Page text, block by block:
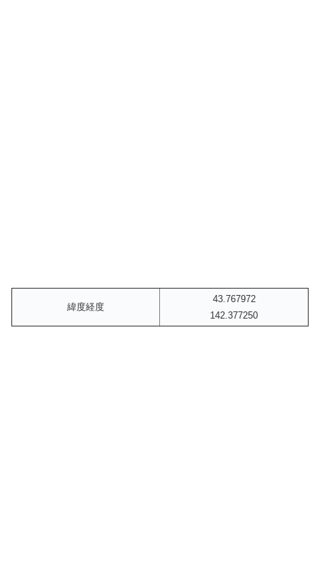
緯度経度
43.767972
142.377250